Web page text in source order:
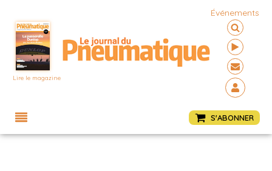
Lire le magazine
Événements
S'ABONNER